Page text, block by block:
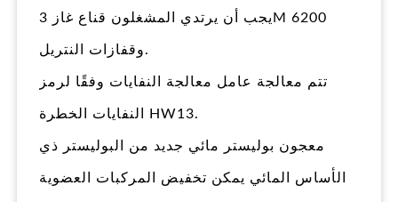
يجب أن يرتدي المشغلون قناع غاز 3M 6200
وقفازات النتريل.
تتم معالجة عامل معالجة النفايات وفقًا لرمز
النفايات الخطرة HW13.
معجون بوليستر مائي جديد من البوليستر ذي
الأساس المائي يمكن تخفيض المركبات العضوية